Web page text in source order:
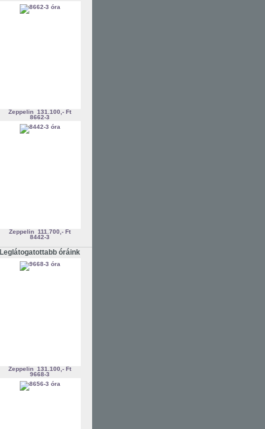
Zeppelin 131.100,- Ft
8662-3
Zeppelin 111.700,- Ft
8442-3
Leglátogatottabb óráink
Zeppelin 131.100,- Ft
9668-3